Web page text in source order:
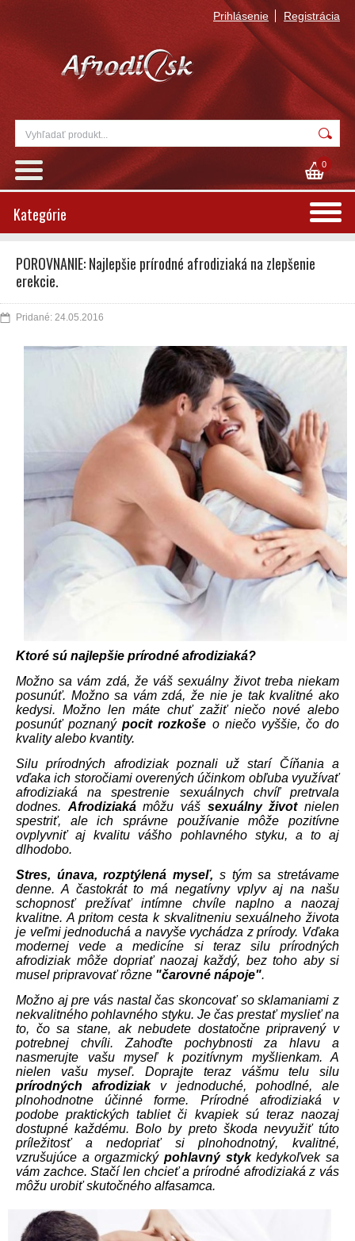
Prihlásenie Registrácia
0
Kategórie
POROVNANIE: Najlepšie prírodné afrodiziaká na zlepšenie
erekcie.
Pridané: 24.05.2016
Ktoré sú najlepšie prírodné afrodiziaká?
Možno sa vám zdá, že váš sexuálny život treba niekam
posunúť. Možno sa vám zdá, že nie je tak kvalitné ako
kedysi. Možno len máte chuť zažiť niečo nové alebo
posunúť poznanýpocit rozkoše o niečo vyššie, čo do
kvality alebo kvantity.
Silu prírodných afrodiziak poznali už starí Číňania a
vďaka ich storočiami overených účinkom obľuba využívať
afrodiziaká na spestrenie sexuálnych chvíľ pretrvala
dodnes. Afrodiziakámôžu váš sexuálny životnielen
spestriť, ale ich správne používanie môže pozitívne
ovplyvniť aj kvalitu vášho pohlavného styku, a to aj
dlhodobo.
Stres, únava, rozptýlená myseľ, s tým sa stretávame
denne. A častokrát to má negatívny vplyv aj na našu
schopnosť prežívať intímne chvíle naplno a naozaj
kvalitne. A pritom cesta k skvalitneniu sexuálneho života
je veľmi jednoduchá a navyše vychádza z prírody. Vďaka
modernej vede a medicíne si teraz silu prírodných
afrodiziak môže dopriať naozaj každý, bez toho aby si
musel pripravovať rôzne "čarovné nápoje".
Možno aj pre vás nastal čas skoncovať so sklamaniami z
nekvalitného pohlavného styku. Je čas prestať myslieť na
to, čo sa stane, ak nebudete dostatočne pripravený v
potrebnej chvíli. Zahoďte pochybnosti za hlavu a
nasmerujte vašu myseľ k pozitívnym myšlienkam. A
nielen vašu myseľ. Doprajte teraz vášmu telu silu
prírodných afrodiziakv jednoduché, pohodlné, ale
plnohodnotne účinné forme. Prírodné afrodiziaká v
podobe praktických tabliet či kvapiek sú teraz naozaj
dostupné každému. Bolo by preto škoda nevyužiť túto
príležitosť a nedopriať si plnohodnotný, kvalitné,
vzrušujúce a orgazmický pohlavný stykkedykoľvek sa
vám zachce. Stačí len chcieť a prírodné afrodiziaká z vás
môžu urobiť skutočného alfasamca.